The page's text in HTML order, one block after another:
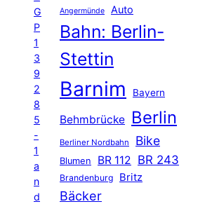
G
P
1
3
9
2
8
5
-
1
a
n
d
Angermünde Auto
Bahn: Berlin-
Stettin
Barnim Bayern
Behmbrücke Berlin
Berliner Nordbahn Bike
Blumen BR 112 BR 243
Brandenburg Britz
Bäcker